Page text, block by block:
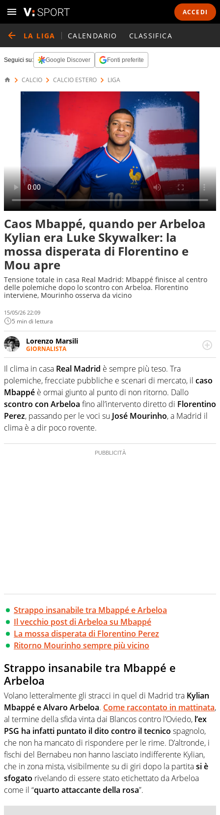
ACCEDI
LA LIGA CALENDARIO CLASSIFICA
Seguici su: Google Discover Fonti preferite
CALCIO CALCIO ESTERO LIGA
Caos Mbappé, quando per Arbeloa
Kylian era Luke Skywalker: la
mossa disperata di Florentino e
Mou apre
Tensione totale in casa Real Madrid: Mbappé finisce al centro
delle polemiche dopo lo scontro con Arbeloa. Florentino
interviene, Mourinho osserva da vicino
15/05/26 22:09
5 min di lettura
Lorenzo Marsili
GIORNALISTA
Giornalista pubblicista, redattore, divulgatore. E' una
delle anime video del sito: racconta in immagini un
evento e lo fa come pochi altri
Il clima in casa Real Madrid è sempre più teso. Tra
polemiche, frecciate pubbliche e scenari di mercato, il caso
Mbappé è ormai giunto al punto di non ritorno. Dallo
scontro con Arbeloa fino all’intervento diretto di Florentino
Perez, passando per le voci su José Mourinho, a Madrid il
clima è a dir poco rovente.
Strappo insanabile tra Mbappé e Arbeloa
Il vecchio post di Arbeloa su Mbappé
La mossa disperata di Florentino Perez
Ritorno Mourinho sempre più vicino
Strappo insanabile tra Mbappé e
Arbeloa
Volano letteralmente gli stracci in quel di Madrid tra Kylian
Mbappé e Alvaro Arbeloa. Come raccontato in mattinata,
al termine della sfida vinta dai Blancos contro l’Oviedo, l’ex
PSG ha infatti puntato il dito contro il tecnico spagnolo,
che non ha mancato di rispondere per le rime. D’altronde, i
fischi del Bernabeu non hanno lasciato indifferente Kylian,
che in zona mista, visibilmente su di giri dopo la partitasi è
sfogato rivelando di essere stato etichettato da Arbeloa
come il “quarto attaccante della rosa”.